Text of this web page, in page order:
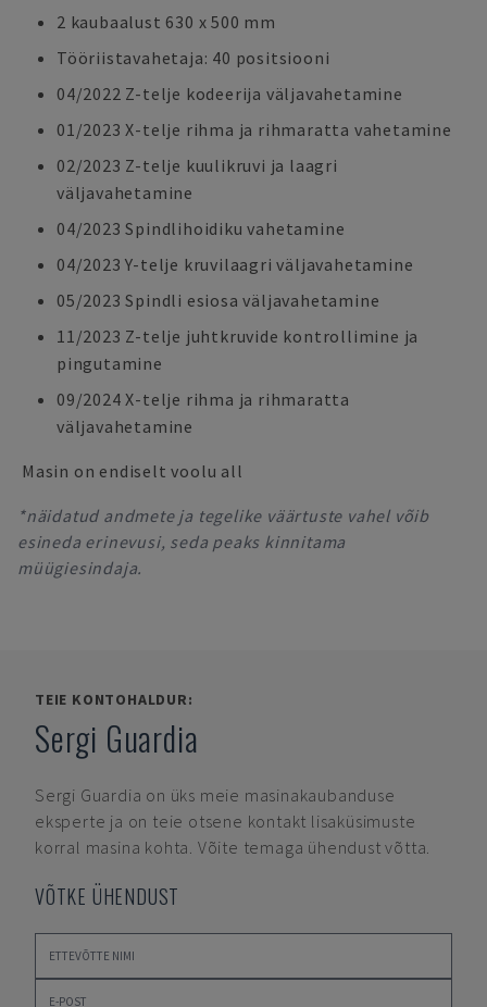
2 kaubaalust 630 x 500 mm
Tööriistavahetaja: 40 positsiooni
04/2022 Z-telje kodeerija väljavahetamine
01/2023 X-telje rihma ja rihmaratta vahetamine
02/2023 Z-telje kuulikruvi ja laagri
väljavahetamine
04/2023 Spindlihoidiku vahetamine
04/2023 Y-telje kruvilaagri väljavahetamine
05/2023 Spindli esiosa väljavahetamine
11/2023 Z-telje juhtkruvide kontrollimine ja
pingutamine
09/2024 X-telje rihma ja rihmaratta
väljavahetamine
Masin on endiselt voolu all
*näidatud andmete ja tegelike väärtuste vahel võib
esineda erinevusi, seda peaks kinnitama
müügiesindaja.
TEIE KONTOHALDUR:
Sergi Guardia
Sergi Guardia on üks meie masinakaubanduse
eksperte ja on teie otsene kontakt lisaküsimuste
korral masina kohta. Võite temaga ühendust võtta.
VÕTKE ÜHENDUST